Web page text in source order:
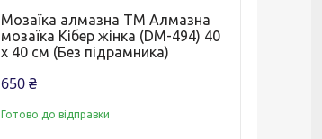
Мозаїка алмазна ТМ Алмазна
мозаїка Кібер жінка (DM-494) 40
х 40 см (Без підрамника)
650 ₴
Готово до відправки